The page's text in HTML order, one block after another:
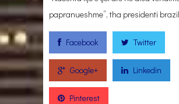
papranueshme”, tha presidenti
Facebook Twitter
Google+ Linkedin
Pinterest